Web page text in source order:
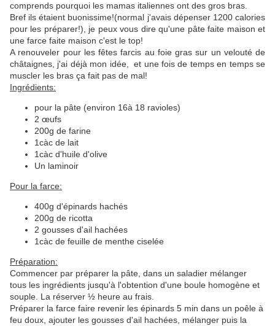
comprends pourquoi les mamas italiennes ont des gros bras.
Bref ils étaient buonissime!(normal j'avais dépenser 1200 calories
pour les préparer!), je peux vous dire qu'une pâte faite maison et
une farce faite maison c'est le top!
A renouveler pour les fêtes farcis au foie gras sur un velouté de
châtaignes, j'ai déjà mon idée, et une fois de temps en temps se
muscler les bras ça fait pas de mal!
Ingrédients:
pour la pâte (environ 16à 18 ravioles)
2 œufs
200g de farine
1càc de lait
1càc d'huile d'olive
Un laminoir
Pour la farce:
400g d'épinards hachés
200g de ricotta
2 gousses d'ail hachées
1càc de feuille de menthe ciselée
Préparation:
Commencer par préparer la pâte, dans un saladier mélanger
tous les ingrédients jusqu'à l'obtention d'une boule homogène et
souple. La réserver ½ heure au frais.
Préparer la farce faire revenir les épinards 5 min dans un poêle à
feu doux, ajouter les gousses d'ail hachées, mélanger puis la